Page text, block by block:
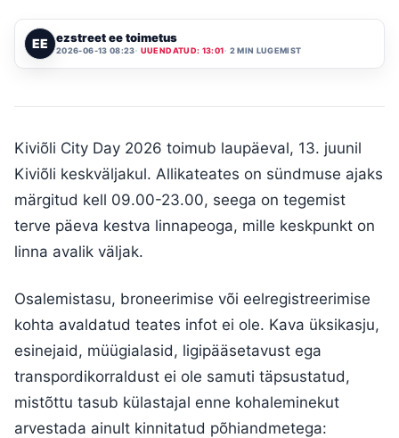
EE ezstreet ee toimetus
2026-06-13 08:23 UUENDATUD: 13:01 2 MIN LUGEMIST
Kiviõli City Day 2026 toimub laupäeval, 13. juunil
Kiviõli keskväljakul. Allikateates on sündmuse ajaks
märgitud kell 09.00-23.00, seega on tegemist
terve päeva kestva linnapeoga, mille keskpunkt on
linna avalik väljak.
Osalemistasu, broneerimise või eelregistreerimise
kohta avaldatud teates infot ei ole. Kava üksikasju,
esinejaid, müügialasid, ligipääsetavust ega
transpordikorraldust ei ole samuti täpsustatud,
mistõttu tasub külastajal enne kohaleminekut
arvestada ainult kinnitatud põhiandmetega: